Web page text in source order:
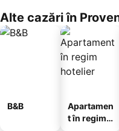
Alte cazări în
B&B
Apartamen
t în regim